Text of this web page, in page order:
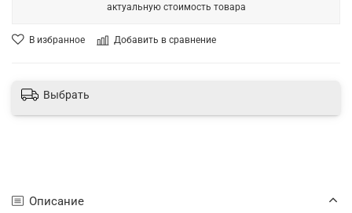
В избранное Добавить в сравнение
актуальную стоимость товара
Выбрать
Описание